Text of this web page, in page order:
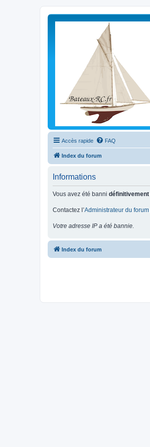
Accès rapide FAQ
Index du forum
Informations
Vous avez été banni définitivement
Contactez l’Administrateur du forum
Votre adresse IP a été bannie.
Index du forum